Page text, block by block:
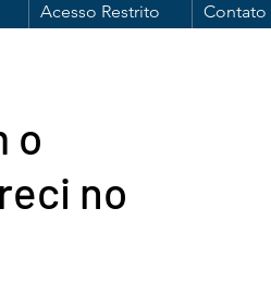
Acesso Restrito Contato
o
no